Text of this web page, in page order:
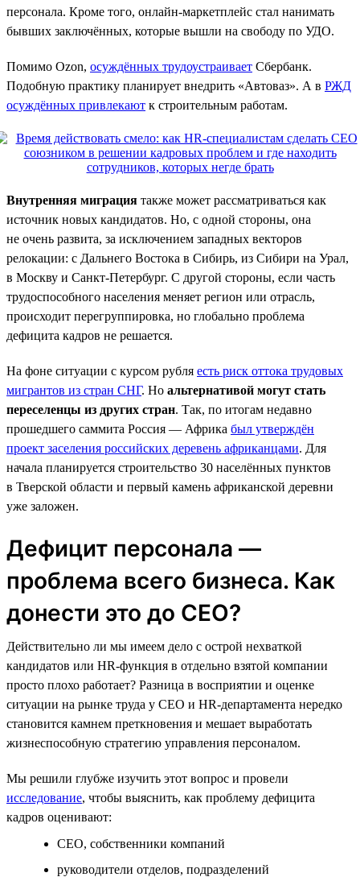
персонала. Кроме того, онлайн-маркетплейс стал нанимать
бывших заключённых, которые вышли на свободу по УДО.
Помимо Ozon, осуждённых трудоустраивает Сбербанк.
Подобную практику планирует внедрить «Автоваз». А в РЖД
осуждённых привлекают к строительным работам.
Внутренняя миграция также может рассматриваться как
источник новых кандидатов. Но, с одной стороны, она
не очень развита, за исключением западных векторов
релокации: с Дальнего Востока в Сибирь, из Сибири на Урал,
в Москву и Санкт-Петербург. С другой стороны, если часть
трудоспособного населения меняет регион или отрасль,
происходит перегруппировка, но глобально проблема
дефицита кадров не решается.
На фоне ситуации с курсом рубля есть риск оттока трудовых
мигрантов из стран СНГ. Но альтернативой могут стать
переселенцы из других стран. Так, по итогам недавно
прошедшего саммита Россия — Африка был утверждён
проект заселения российских деревень африканцами. Для
начала планируется строительство 30 населённых пунктов
в Тверской области и первый камень африканской деревни
уже заложен.
Дефицит персонала —
проблема всего бизнеса. Как
донести это до CEO?
Действительно ли мы имеем дело с острой нехваткой
кандидатов или HR-функция в отдельно взятой компании
просто плохо работает? Разница в восприятии и оценке
ситуации на рынке труда у CEO и HR-департамента нередко
становится камнем преткновения и мешает выработать
жизнеспособную стратегию управления персоналом.
Мы решили глубже изучить этот вопрос и провели
исследование, чтобы выяснить, как проблему дефицита
кадров оценивают:
CEO, собственники компаний
руководители отделов, подразделений